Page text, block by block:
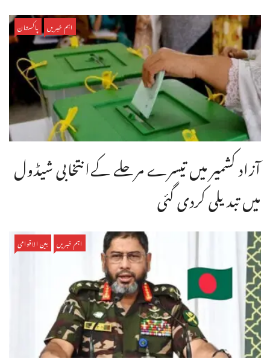
اہم خبریں پاکستان
آزاد کشمیر میں تیسرے مرحلے کےانتخابی شیڈول
میں تبدیلی کردی گئی
اہم خبریں بین الاقوامی